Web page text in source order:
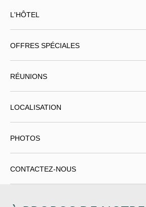
L'HÔTEL
OFFRES SPÉCIALES
RÉUNIONS
LOCALISATION
PHOTOS
CONTACTEZ-NOUS